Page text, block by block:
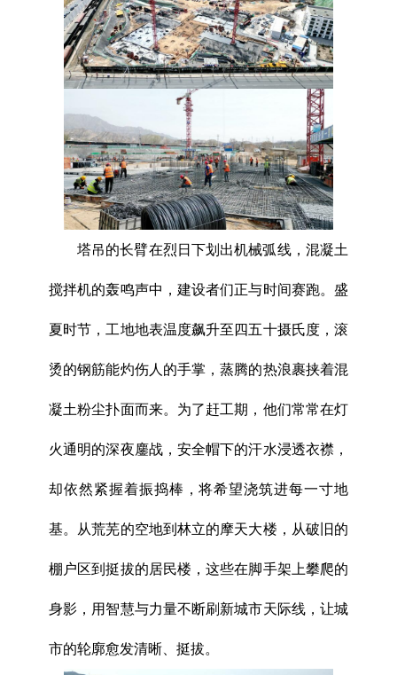
塔吊的长臂在烈日下划出机械弧线，混凝土
搅拌机的轰鸣声中，建设者们正与时间赛跑。盛
夏时节，工地地表温度飙升至四五十摄氏度，滚
烫的钢筋能灼伤人的手掌，蒸腾的热浪裹挟着混
凝土粉尘扑面而来。为了赶工期，他们常常在灯
火通明的深夜鏖战，安全帽下的汗水浸透衣襟，
却依然紧握着振捣棒，将希望浇筑进每一寸地
基。从荒芜的空地到林立的摩天大楼，从破旧的
棚户区到挺拔的居民楼，这些在脚手架上攀爬的
身影，用智慧与力量不断刷新城市天际线，让城
市的轮廓愈发清晰、挺拔。